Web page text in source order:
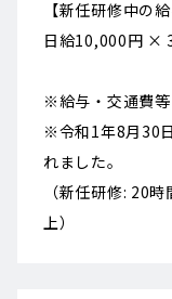
【新任研修中の給
日給10,000円 ×
※給与・交通費等
※令和1年8月30
れました。
（新任研修: 20
上）